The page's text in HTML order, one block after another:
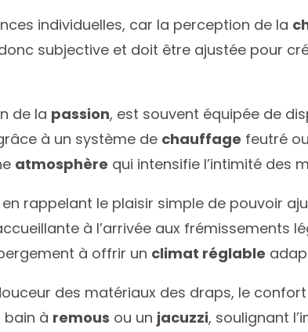
individuelles, car la perception de la
subjective et doit être ajustée pour
de la passion, est souvent équipée de
à un système de chauffage feutré
atmosphère qui intensifie l’intimité des
rappelant le plaisir simple de pouvoir
à l’arrivée aux frémissements
à offrir un climat réglable
des matériaux des draps, le
bain à remous ou un jacuzzi, soulignant